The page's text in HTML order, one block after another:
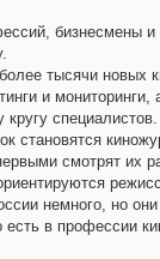
бизнесмены и
тысячи новых
и
становятся
смотрят их
немного, но
в профессии